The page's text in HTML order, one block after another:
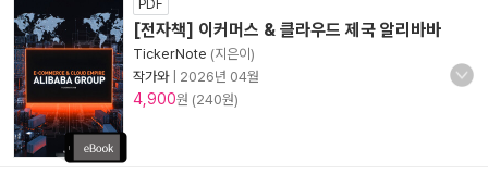
PDF
[전자책] 이커머스 & 클라우드 제국 알리바바
TickerNote (지은이)
작가와| 2026년 04월
4,900원 (240원)